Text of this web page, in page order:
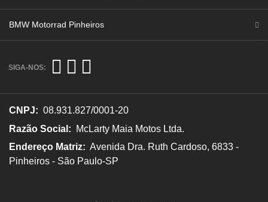
BMW Motorrad Pinheiros
SIGA-NOS:
CNPJ: 08.931.827/0001-20
Razão Social:
McLarty Maia Motos Ltda.
Endereço Matriz: Avenida Dra. Ruth Cardoso, 6833 -
Pinheiros - São Paulo-SP